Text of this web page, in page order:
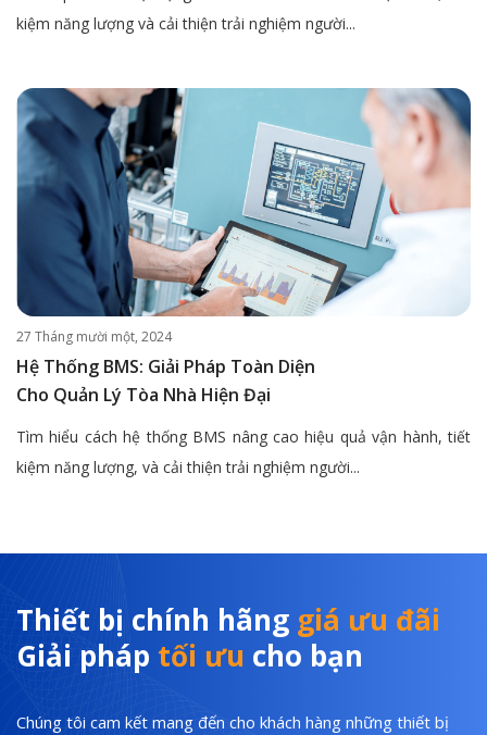
kiệm năng lượng và cải thiện trải nghiệm người...
27 Tháng mười một, 2024
Hệ Thống BMS: Giải Pháp Toàn Diện
Cho Quản Lý Tòa Nhà Hiện Đại
Tìm hiểu cách hệ thống BMS nâng cao hiệu quả vận hành, tiết
kiệm năng lượng, và cải thiện trải nghiệm người...
Thiết bị chính hãng giá ưu đãi
Giải pháp tối ưu cho bạn
Chúng tôi cam kết mang đến cho khách hàng những thiết bị